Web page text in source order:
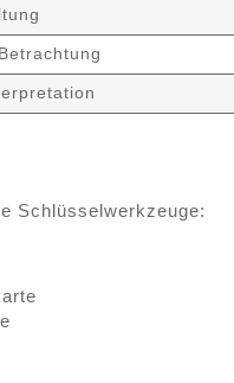
Schlüsselwerkzeuge: